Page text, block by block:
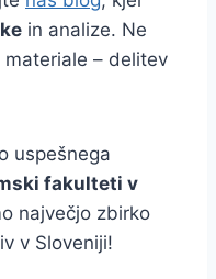
in analize. Ne
– delitev
uspešnega
fakulteti v
največjo zbirko
v Sloveniji!